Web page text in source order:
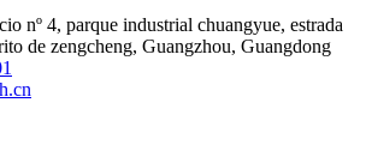
nº 4, parque industrial chuangyue, estrada
de zengcheng, Guangzhou, Guangdong